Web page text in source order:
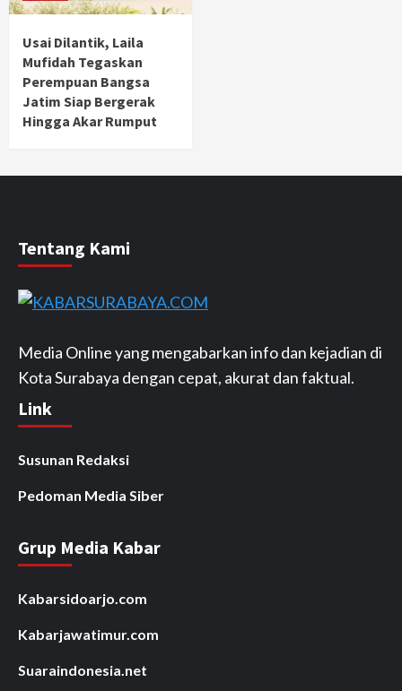
Usai Dilantik, Laila
Mufidah Tegaskan
Perempuan Bangsa
Jatim Siap Bergerak
Hingga Akar Rumput
Tentang Kami
Media Online yang mengabarkan info dan kejadian di
Kota Surabaya dengan cepat, akurat dan faktual.
Link
Susunan Redaksi
Pedoman Media Siber
Grup Media Kabar
Kabarsidoarjo.com
Kabarjawatimur.com
Suaraindonesia.net